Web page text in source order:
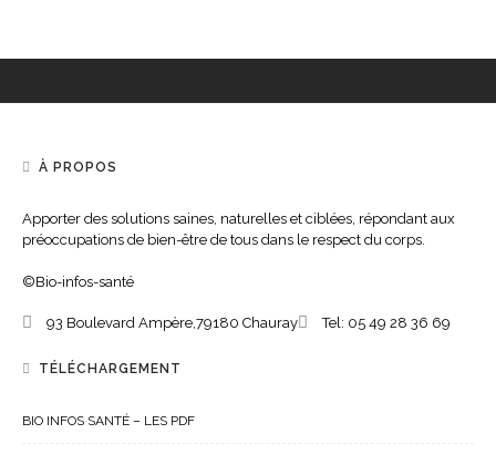
À PROPOS
Apporter des solutions saines, naturelles et ciblées, répondant aux
préoccupations de bien-être de tous dans le respect du corps.
©Bio-infos-santé
93 Boulevard Ampère,79180 Chauray Tel: 05 49 28 36 69
TÉLÉCHARGEMENT
BIO INFOS SANTÉ – LES PDF